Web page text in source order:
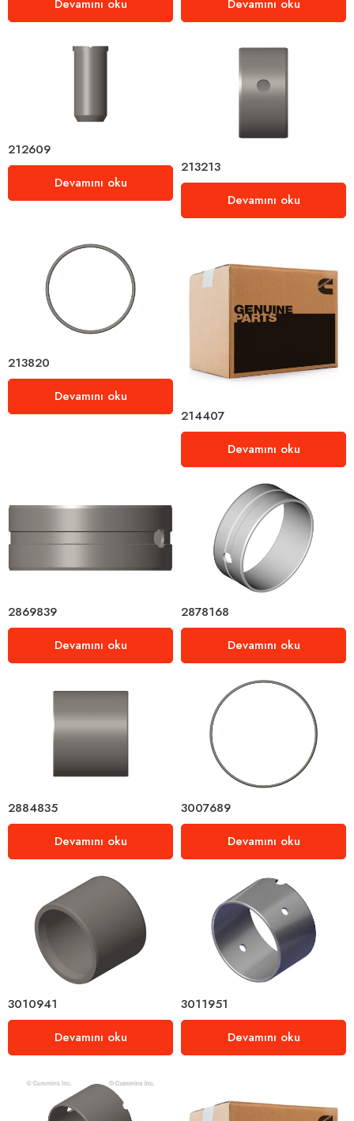
Devamını oku Devamını oku
212609
Devamını oku
213213
Devamını oku
213820
Devamını oku
214407
Devamını oku
2869839
Devamını oku
2878168
Devamını oku
2884835
Devamını oku
3007689
Devamını oku
3010941
Devamını oku
3011951
Devamını oku